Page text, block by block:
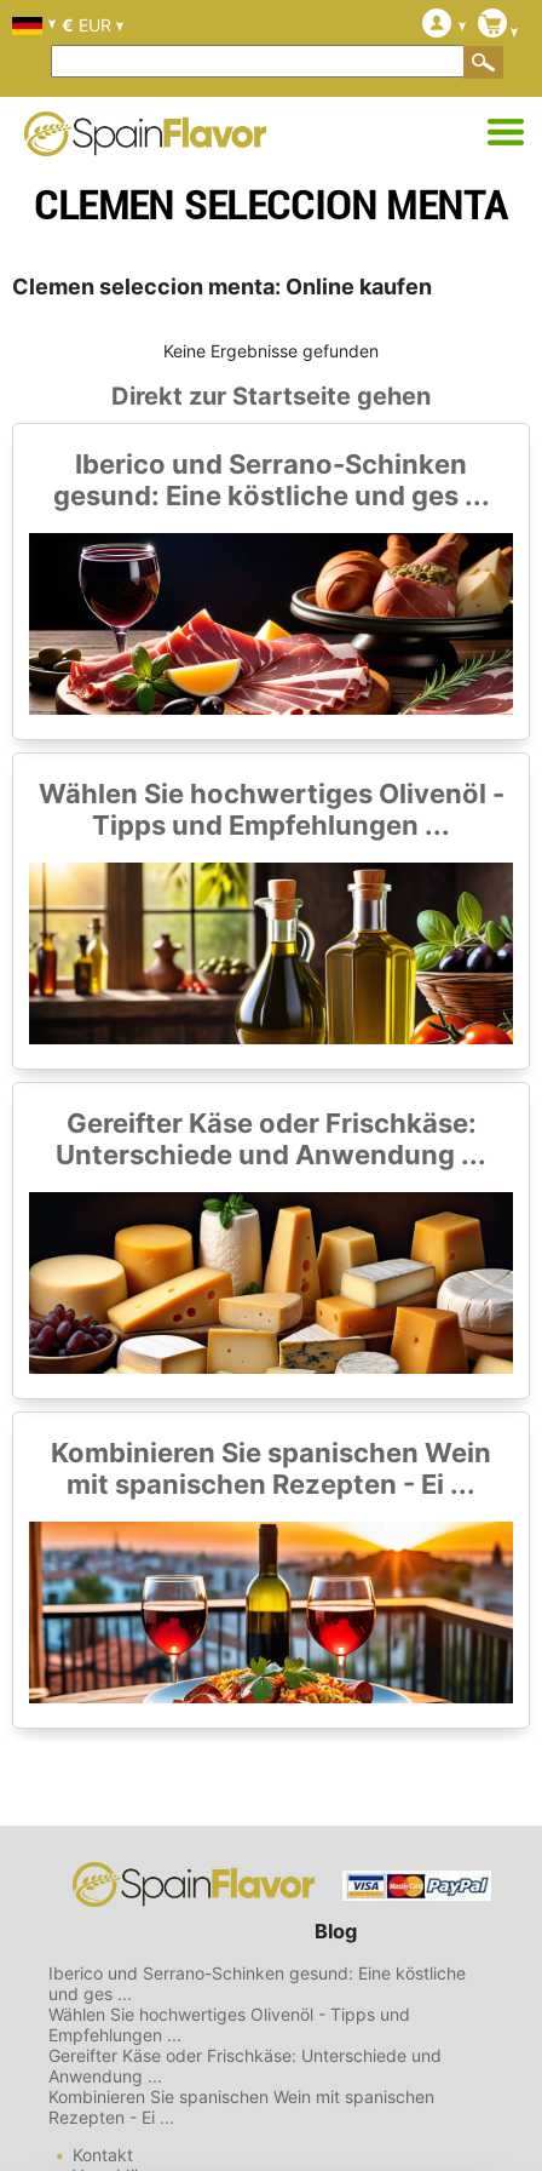
CLEMEN SELECCION MENTA
Clemen seleccion menta: Online kaufen
Keine Ergebnisse gefunden
Direkt zur Startseite gehen
Iberico und Serrano-Schinken
gesund: Eine köstliche und ges ...
Wählen Sie hochwertiges Olivenöl -
Tipps und Empfehlungen ...
Gereifter Käse oder Frischkäse:
Unterschiede und Anwendung ...
Kombinieren Sie spanischen Wein
mit spanischen Rezepten - Ei ...
€ EUR
Blog
Iberico und Serrano-Schinken gesund: Eine köstliche
und ges ...
Wählen Sie hochwertiges Olivenöl - Tipps und
Empfehlungen ...
Gereifter Käse oder Frischkäse: Unterschiede und
Anwendung ...
Kombinieren Sie spanischen Wein mit spanischen
Rezepten - Ei ...
Kontakt